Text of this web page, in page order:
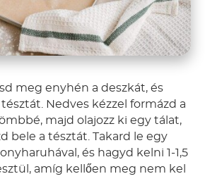
meg enyhén a deszkát, és
Nedves kézzel formázd a
majd olajozz ki egy tálat,
bele a tésztát. Takard le egy
és hagyd kelni 1-1,5
amíg kellően meg nem kel